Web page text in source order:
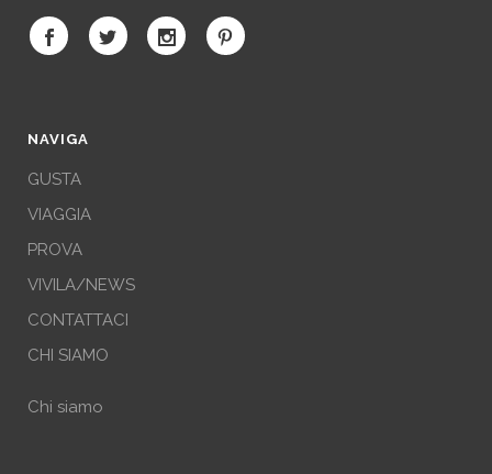
NAVIGA
GUSTA
VIAGGIA
PROVA
VIVILA/NEWS
CONTATTACI
CHI SIAMO
Chi siamo